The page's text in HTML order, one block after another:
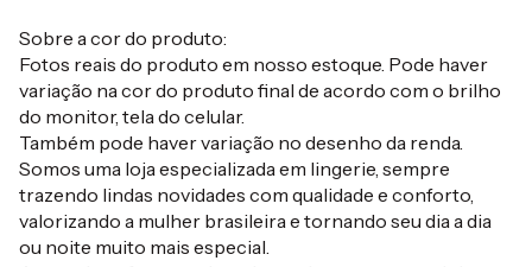
Sobre a cor do produto:
Fotos reais do produto em nosso estoque. Pode haver
variação na cor do produto final de acordo com o brilho
do monitor, tela do celular.
Também pode haver variação no desenho da renda.
Somos uma loja especializada em lingerie, sempre
trazendo lindas novidades com qualidade e conforto,
valorizando a mulher brasileira e tornando seu dia a dia
ou noite muito mais especial.